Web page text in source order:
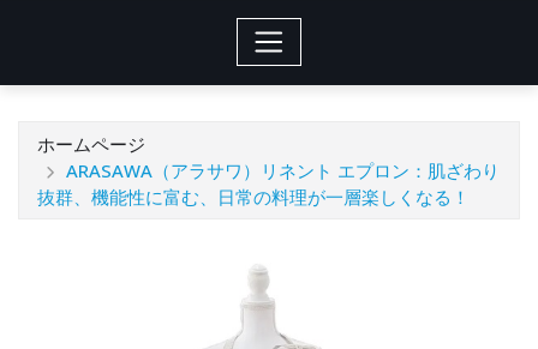
ホームページ
ARASAWA（アラサワ）リネント エプロン：肌ざわり
抜群、機能性に富む、日常の料理が一層楽しくなる！